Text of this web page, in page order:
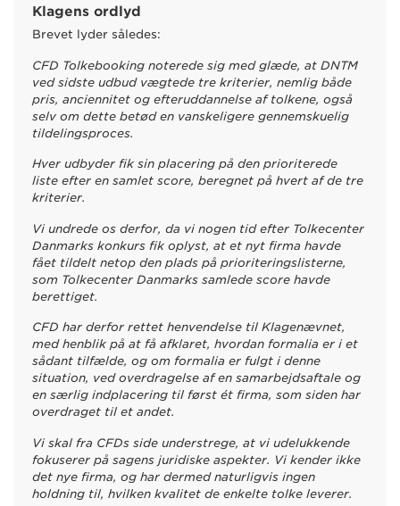
Klagens ordlyd
Brevet lyder således:
CFD Tolkebooking noterede sig med glæde, at DNTM
ved sidste udbud vægtede tre kriterier, nemlig både
pris, anciennitet og efteruddannelse af tolkene, også
selv om dette betød en vanskeligere gennemskuelig
tildelingsproces.
Hver udbyder fik sin placering på den prioriterede
liste efter en samlet score, beregnet på hvert af de tre
kriterier.
Vi undrede os derfor, da vi nogen tid efter Tolkecenter
Danmarks konkurs fik oplyst, at et nyt firma havde
fået tildelt netop den plads på prioriteringslisterne,
som Tolkecenter Danmarks samlede score havde
berettiget.
CFD har derfor rettet henvendelse til Klagenævnet,
med henblik på at få afklaret, hvordan formalia er i et
sådant tilfælde, og om formalia er fulgt i denne
situation, ved overdragelse af en samarbejdsaftale og
en særlig indplacering til først ét firma, som siden har
overdraget til et andet.
Vi skal fra CFDs side understrege, at vi udelukkende
fokuserer på sagens juridiske aspekter. Vi kender ikke
det nye firma, og har dermed naturligvis ingen
holdning til, hvilken kvalitet de enkelte tolke leverer.